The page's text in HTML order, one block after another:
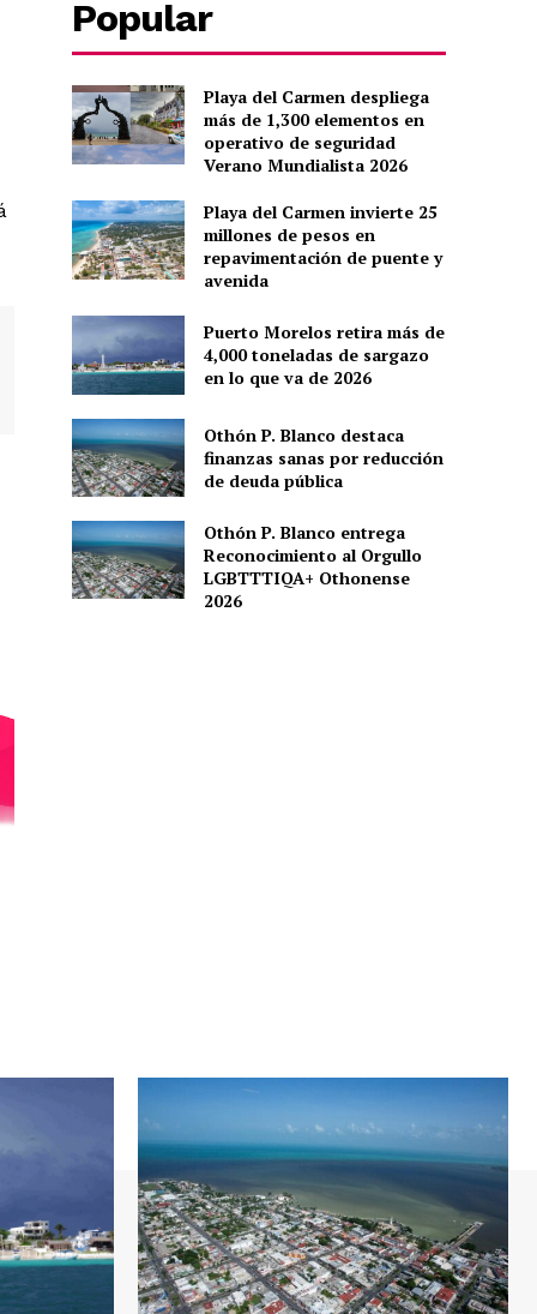
Popular
Playa del Carmen despliega
más de 1,300 elementos en
operativo de seguridad
Verano Mundialista 2026
Playa del Carmen invierte 25
millones de pesos en
repavimentación de puente y
avenida
Puerto Morelos retira más de
4,000 toneladas de sargazo
en lo que va de 2026
Othón P. Blanco destaca
finanzas sanas por reducción
de deuda pública
Othón P. Blanco entrega
Reconocimiento al Orgullo
LGBTTTIQA+ Othonense
2026